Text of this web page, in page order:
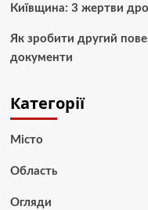
Київщина: 3 жертви
Як зробити другий
документи
Категорії
Місто
Область
Огляди